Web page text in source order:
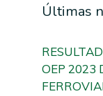
Últimas
OEP 2023